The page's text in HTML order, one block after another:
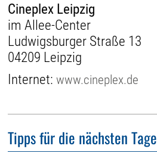
Cineplex Leipzig
im Allee-Center
Ludwigsburger Straße 13
04209 Leipzig
Internet:www.cineplex.de
Tipps für die nächsten Tage